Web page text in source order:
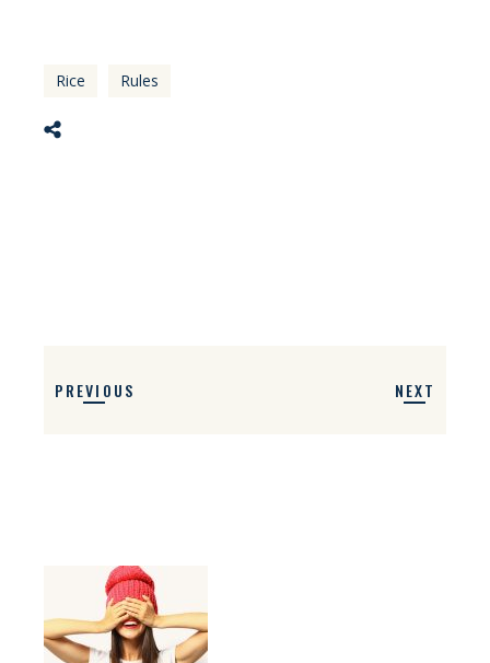
Rice Rules
PREVIOUS NEXT